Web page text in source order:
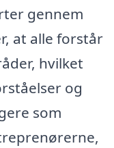
gennem
at alle forstår
hvilket
og
som